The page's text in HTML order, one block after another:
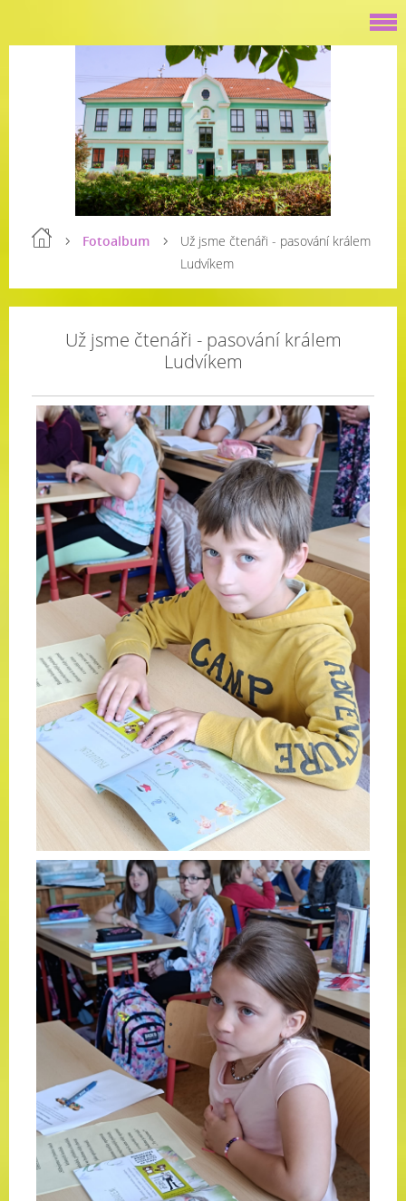
Fotoalbum
Už jsme čtenáři - pasování králem
Ludvíkem
Už jsme čtenáři - pasování králem
Ludvíkem